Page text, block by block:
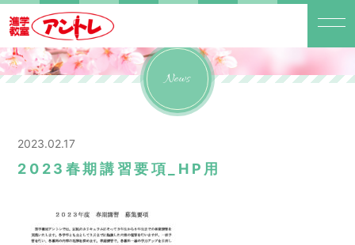
News
2023.02.17
2023春期講習要項_HP用